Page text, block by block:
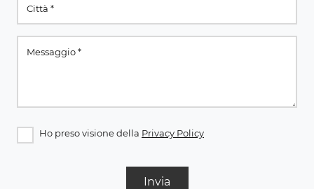
Ho preso visione della Privacy Policy
Invia